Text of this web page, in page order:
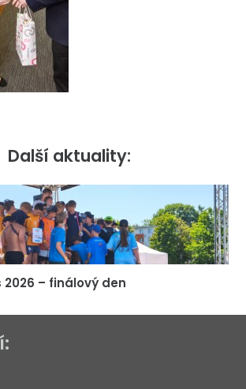
Další aktuality:
– finálový den